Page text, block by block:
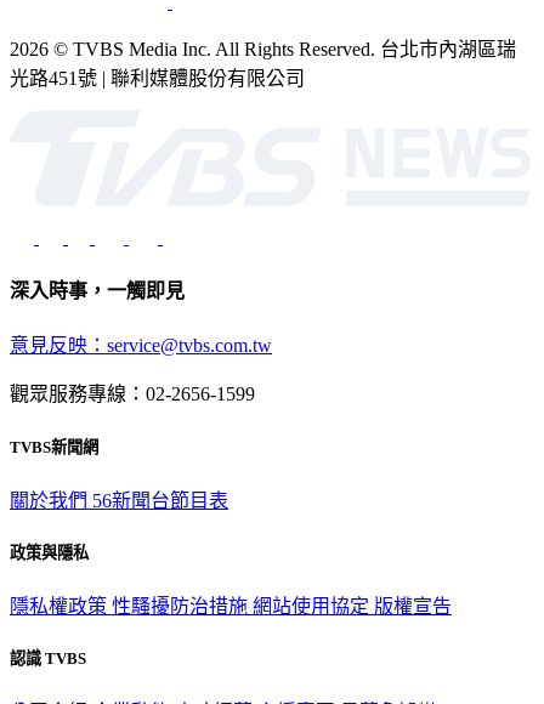
2026 © TVBS Media Inc. All Rights Reserved. 台北市內湖區瑞
光路451號 | 聯利媒體股份有限公司
深入時事，一觸即見
意見反映：service@tvbs.com.tw
觀眾服務專線：02-2656-1599
TVBS新聞網
關於我們 56新聞台節目表
政策與隱私
隱私權政策 性騷擾防治措施 網站使用協定 版權宣告
認識 TVBS